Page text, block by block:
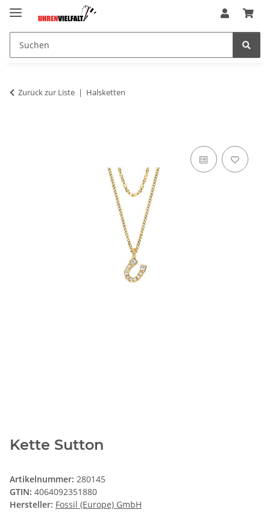
Zurück zur Liste Halsketten
Kette Sutton
Artikelnummer: 280145
GTIN: 4064092351880
Hersteller: Fossil (Europe) GmbH